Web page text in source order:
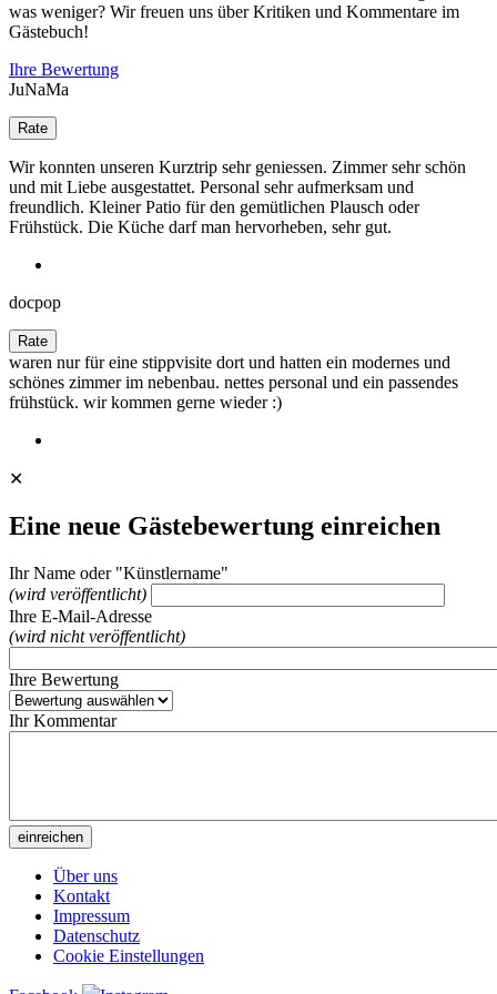
was weniger? Wir freuen uns über Kritiken und Kommentare im
Gästebuch!
Ihre Bewertung
JuNaMa
Wir konnten unseren Kurztrip sehr geniessen. Zimmer sehr schön
und mit Liebe ausgestattet. Personal sehr aufmerksam und
freundlich. Kleiner Patio für den gemütlichen Plausch oder
Frühstück. Die Küche darf man hervorheben, sehr gut.
docpop
waren nur für eine stippvisite dort und hatten ein modernes und
schönes zimmer im nebenbau. nettes personal und ein passendes
frühstück. wir kommen gerne wieder :)
✕
Eine neue Gästebewertung einreichen
Ihr Name oder "Künstlername"
(wird veröffentlicht)
Ihre E-Mail-Adresse
(wird nicht veröffentlicht)
Ihre Bewertung
Ihr Kommentar
Über uns
Kontakt
Impressum
Datenschutz
Cookie Einstellungen